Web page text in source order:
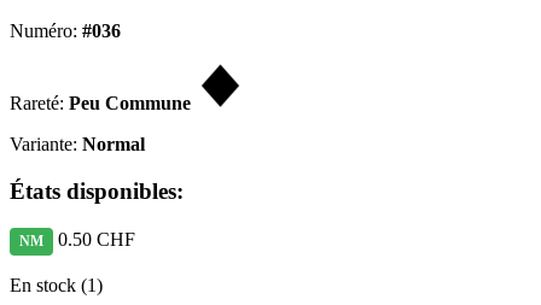
Numéro: #036
Rareté: Peu Commune
Variante: Normal
États disponibles:
NM 0.50 CHF
En stock (1)